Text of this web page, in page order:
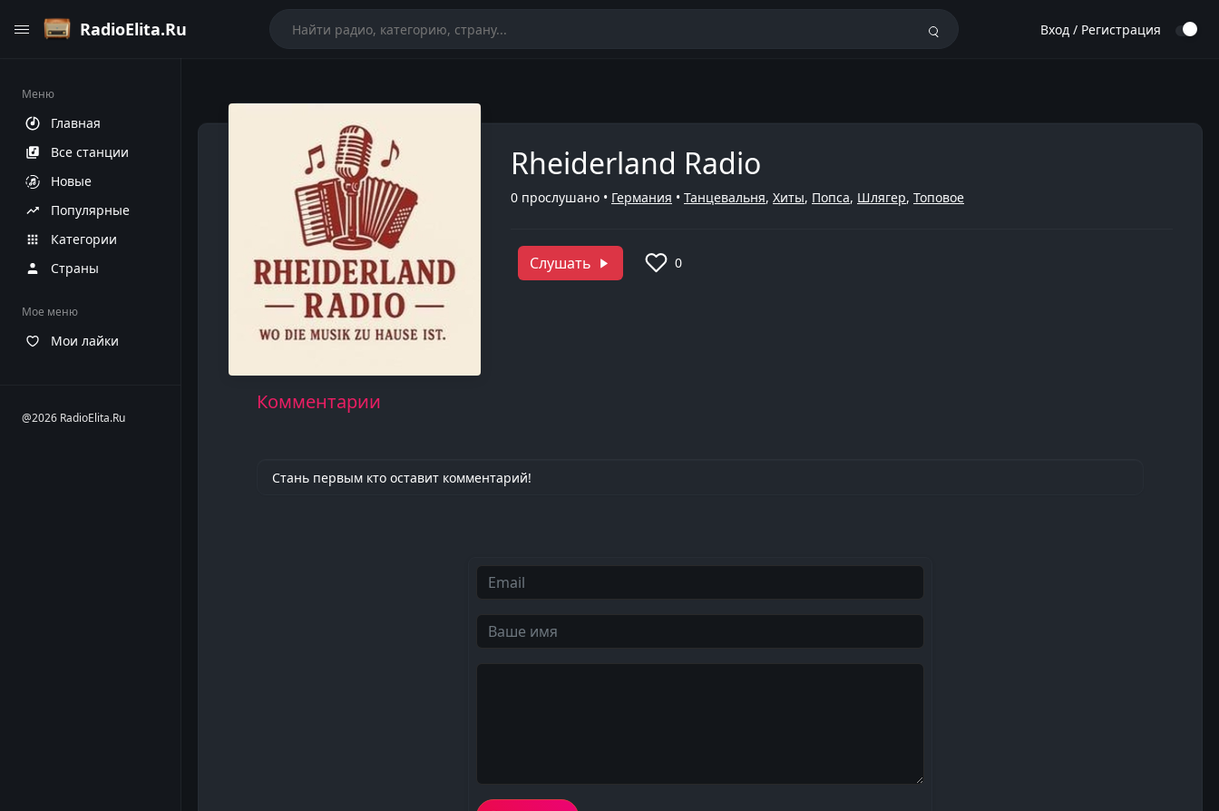
RadioElita.Ru Вход / Регистрация
Меню
Главная
Все станции
Новые
Популярные
Категории
Страны
Мое меню
Мои лайки
@2026 RadioElita.Ru
Rheiderland Radio
0 прослушано • Германия • Танцевальня, Хиты, Попса, Шлягер, Топовое
Слушать 0
Комментарии
Стань первым кто оставит комментарий!